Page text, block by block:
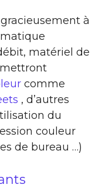
à
matériel de
comme
, d’autres
du
couleur
de bureau …)